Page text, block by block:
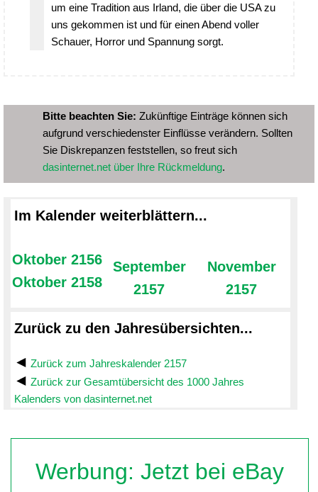
um eine Tradition aus Irland, die über die USA zu
uns gekommen ist und für einen Abend voller
Schauer, Horror und Spannung sorgt.
Bitte beachten Sie: Zukünftige Einträge können sich
aufgrund verschiedenster Einflüsse verändern. Sollten
Sie Diskrepanzen feststellen, so freut sich
dasinternet.net über Ihre Rückmeldung.
Im Kalender weiterblättern...
Oktober 2156
Oktober 2158
September
2157
November
2157
Zurück zu den Jahresübersichten...
Zurück zum Jahreskalender 2157
Zurück zur Gesamtübersicht des 1000 Jahres
Kalenders von dasinternet.net
Werbung: Jetzt bei eBay